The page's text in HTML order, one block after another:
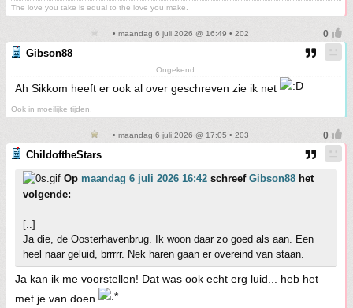
The love you take is equal to the love you make.
• maandag 6 juli 2026 @ 16:49 • 202
Gibson88
Ongekend.
Ah Sikkom heeft er ook al over geschreven zie ik net
Ook in moeilijke tijden.
• maandag 6 juli 2026 @ 17:05 • 203
ChildoftheStars
Op maandag 6 juli 2026 16:42 schreef Gibson88 het
volgende:
[..]
Ja die, de Oosterhavenbrug. Ik woon daar zo goed als aan. Een
heel naar geluid, brrrrr. Nek haren gaan er overeind van staan.
Ja kan ik me voorstellen! Dat was ook echt erg luid... heb het
met je van doen